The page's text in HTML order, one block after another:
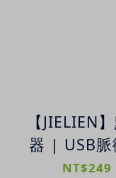
【JIELIEN
器 | USB脈
弧點火器
NT$249